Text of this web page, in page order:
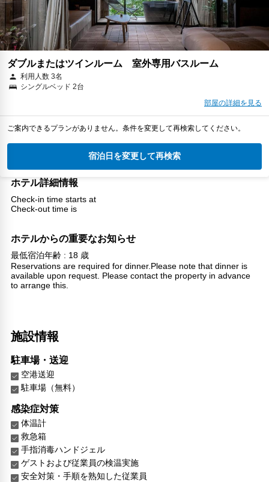
ダブルまたはツインルーム 室外専用バスルーム
利用人数 3名
シングルベッド 2台
部屋の詳細を見る
ご案内できるプランがありません。条件を変更して再検索してください。
宿泊日を変更して再検索
ホテル詳細情報
Check-in time starts at
Check-out time is
ホテルからの重要なお知らせ
最低宿泊年齢 : 18 歳
Reservations are required for dinner.Please note that dinner is
available upon request. Please contact the property in advance
to arrange this.
施設情報
駐車場・送迎
空港送迎
駐車場（無料）
感染症対策
体温計
救急箱
手指消毒ハンドジェル
ゲストおよび従業員の検温実施
安全対策・手順を熟知した従業員